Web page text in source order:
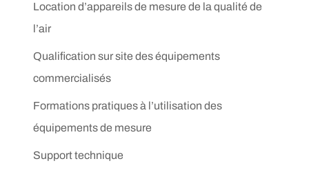
Location d’appareils de mesure de la qualité de
l’air
Qualification sur site des équipements
commercialisés
Formations pratiques à l’utilisation des
équipements de mesure
Support technique